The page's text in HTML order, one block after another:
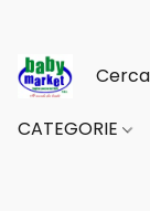
CATEGORIE